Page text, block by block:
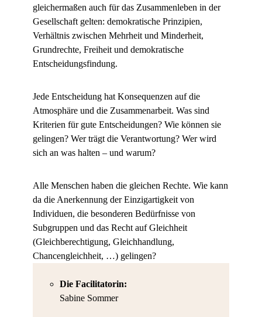
gleichermaßen auch für das Zusammenleben in der
Gesellschaft gelten: demokratische Prinzipien,
Verhältnis zwischen Mehrheit und Minderheit,
Grundrechte, Freiheit und demokratische
Entscheidungsfindung.
Jede Entscheidung hat Konsequenzen auf die
Atmosphäre und die Zusammenarbeit. Was sind
Kriterien für gute Entscheidungen? Wie können sie
gelingen? Wer trägt die Verantwortung? Wer wird
sich an was halten – und warum?
Alle Menschen haben die gleichen Rechte. Wie kann
da die Anerkennung der Einzigartigkeit von
Individuen, die besonderen Bedürfnisse von
Subgruppen und das Recht auf Gleichheit
(Gleichberechtigung, Gleichhandlung,
Chancengleichheit, …) gelingen?
Die Facilitatorin:
Sabine Sommer